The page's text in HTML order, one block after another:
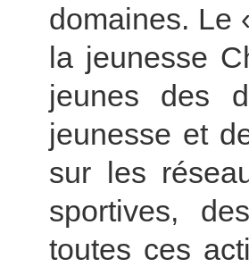
domaines. Le
la jeunesse
jeunes des
jeunesse et
sur les
sportives,
toutes ces